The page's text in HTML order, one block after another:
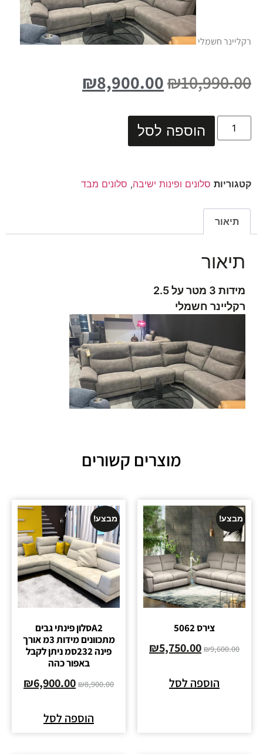
רקליינר חשמלי
₪10,990.00
₪8,900.00
הוספה לסל
קטגוריות סלונים ופינות ישיבה, סלונים מבד
תיאור
תיאור
מידות 3 מטר על 2.5
רקליינר חשמלי
מוצרים קשורים
מבצע!
צירס 5062
₪9,600.00
₪5,750.00
הוספה לסל
מבצע!
A2סלון פינתי גבים
מתכוונים מידות 3מ אורך
פינה 232סמ ניתן לקבל
באפור כהה
₪8,900.00
₪6,900.00
הוספה לסל